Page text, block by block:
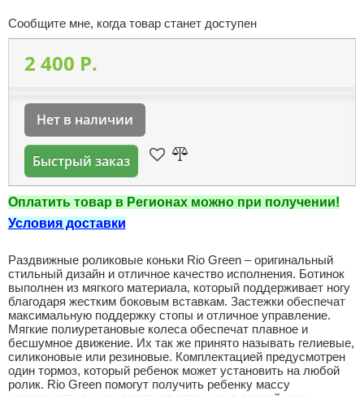
Сообщите мне, когда товар станет доступен
2 400 P.
Нет в наличии
Быстрый заказ
Оплатить товар в Регионах можно при получении!
Условия доставки
Раздвижные роликовые коньки Rio Green – оригинальный
стильный дизайн и отличное качество исполнения. Ботинок
выполнен из мягкого материала, который поддерживает ногу
благодаря жестким боковым вставкам. Застежки обеспечат
максимальную поддержку стопы и отличное управление.
Мягкие полиуретановые колеса обеспечат плавное и
бесшумное движение. Их так же принято называть гелиевые,
силиконовые или резиновые. Комплектацией предусмотрен
один тормоз, который ребенок может установить на любой
ролик. Rio Green помогут получить ребенку массу